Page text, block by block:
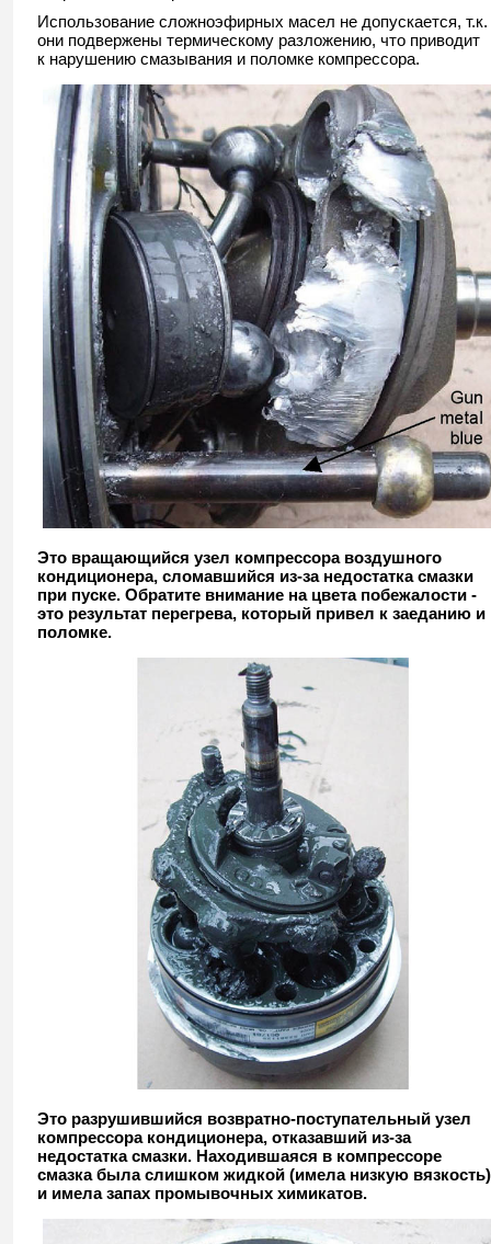
Использование сложноэфирных масел не допускается, т.к.
они подвержены термическому разложению, что приводит
к нарушению смазывания и поломке компрессора.
Это вращающийся узел компрессора воздушного
кондиционера, сломавшийся из-за недостатка смазки
при пуске. Обратите внимание на цвета побежалости -
это результат перегрева, который привел к заеданию и
поломке.
Это разрушившийся возвратно-поступательный узел
компрессора кондиционера, отказавший из-за
недостатка смазки. Находившаяся в компрессоре
смазка была слишком жидкой (имела низкую вязкость)
и имела запах промывочных химикатов.